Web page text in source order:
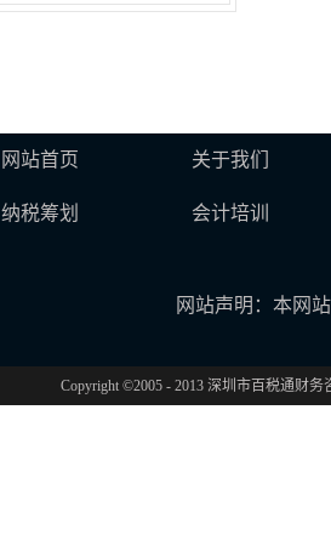
网站首页 关于我们
纳税筹划 会计培训
网站声明：本网
Copyright ©2005 - 2013 深圳市百税通财务